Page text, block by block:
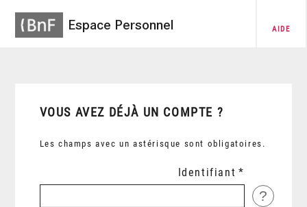
Espace Personnel AIDE
VOUS AVEZ DÉJÀ UN COMPTE ?
Les champs avec un astérisque sont obligatoires.
Identifiant
?